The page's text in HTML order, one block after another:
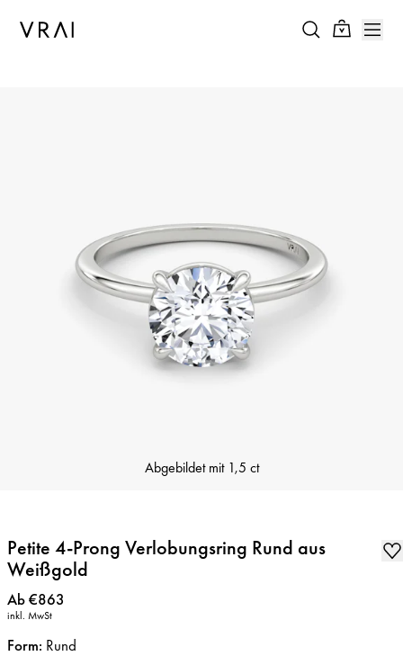
Abgebildet mit 1,5 ct
Petite 4-Prong Verlobungsring Rund aus
Weißgold
Preis:
Ab €863
inkl. MwSt
Form: Rund